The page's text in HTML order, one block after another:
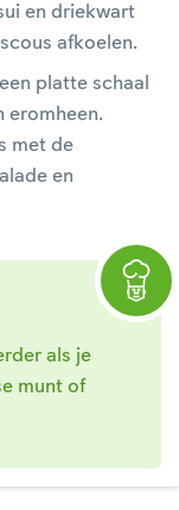
en driekwart
afkoelen.
platte schaal
eromheen.
met de
en
als je
munt of